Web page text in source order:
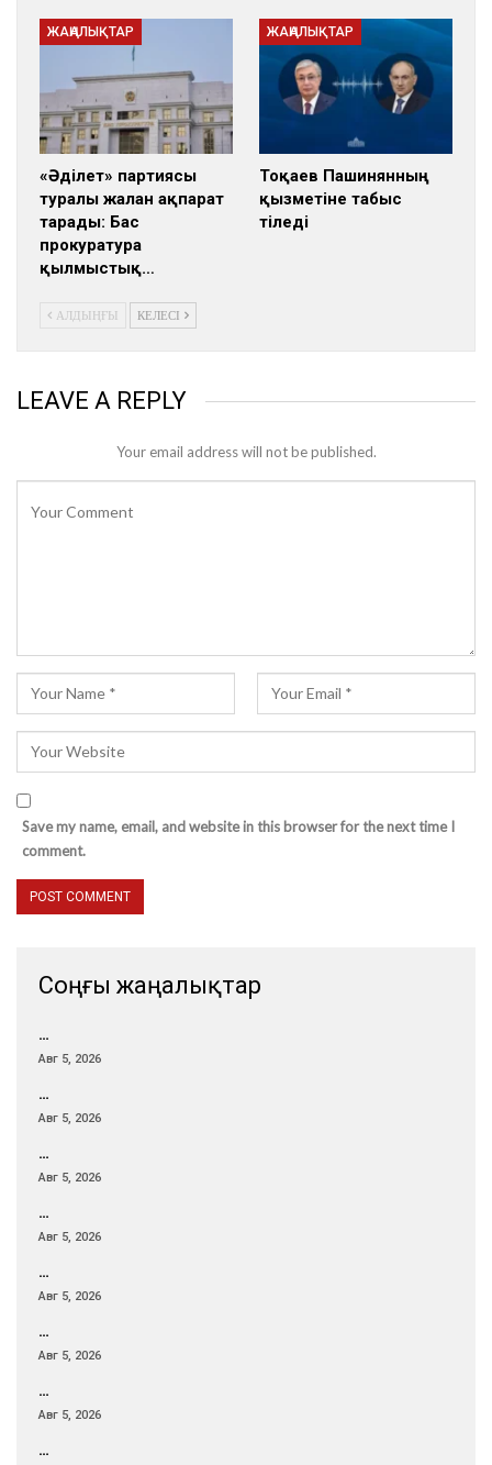
ЖАҢАЛЫҚТАР
«Әділет» партиясы
туралы жалған ақпарат
тарады: Бас
прокуратура
қылмыстық…
ЖАҢАЛЫҚТАР
Тоқаев Пашинянның
қызметіне табыс
тіледі
АЛДЫҢҒЫ КЕЛЕСІ
LEAVE A REPLY
Your email address will not be published.
Save my name, email, and website in this browser for the next time I
comment.
Соңғы жаңалықтар
…
Авг 5, 2026
…
Авг 5, 2026
…
Авг 5, 2026
…
Авг 5, 2026
…
Авг 5, 2026
…
Авг 5, 2026
…
Авг 5, 2026
…